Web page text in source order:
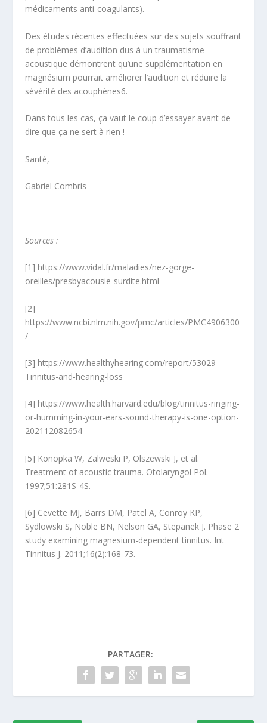
médicaments anti-coagulants).
Des études récentes effectuées sur des sujets souffrant
de problèmes d’audition dus à un traumatisme
acoustique démontrent qu’une supplémentation en
magnésium pourrait améliorer l’audition et réduire la
sévérité des acouphènes6.
Dans tous les cas, ça vaut le coup d’essayer avant de
dire que ça ne sert à rien !
Santé,
Gabriel Combris
Sources :
[1] https://www.vidal.fr/maladies/nez-gorge-
oreilles/presbyacousie-surdite.html
[2]
https://www.ncbi.nlm.nih.gov/pmc/articles/PMC4906300
/
[3] https://www.healthyhearing.com/report/53029-
Tinnitus-and-hearing-loss
[4] https://www.health.harvard.edu/blog/tinnitus-ringing-
or-humming-in-your-ears-sound-therapy-is-one-option-
202112082654
[5] Konopka W, Zalweski P, Olszewski J, et al.
Treatment of acoustic trauma. Otolaryngol Pol.
1997;51:281S-4S.
[6] Cevette MJ, Barrs DM, Patel A, Conroy KP,
Sydlowski S, Noble BN, Nelson GA, Stepanek J. Phase 2
study examining magnesium-dependent tinnitus. Int
Tinnitus J. 2011;16(2):168-73.
PARTAGER: